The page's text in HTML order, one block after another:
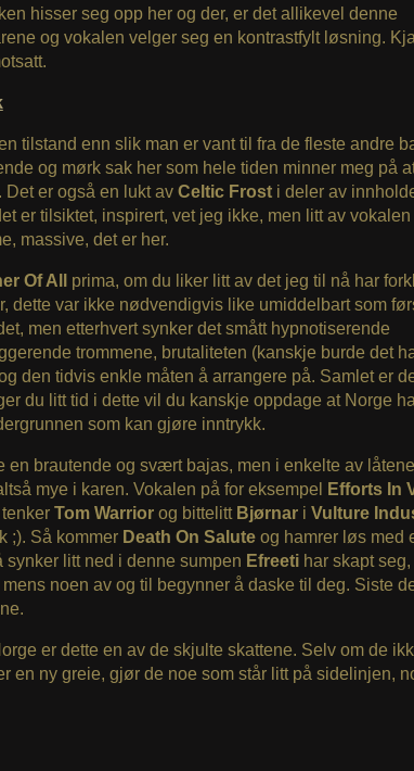
hisser seg opp her og der, er det allikevel denne
og vokalen velger seg en kontrastfylt løsning.
tilstand enn slik man er vant til fra de fleste andre
og mørk sak her som hele tiden minner meg på
Det er også en lukt av Celtic Frost i deler av
er tilsiktet, inspirert, vet jeg ikke, men litt av vokalen
massive, det er her.
Of All prima, om du liker litt av det jeg til nå har
dette var ikke nødvendigvis like umiddelbart som
men etterhvert synker det smått hypnotiserende
trommene, brutaliteten (kanskje burde det
den tidvis enkle måten å arrangere på. Samlet er
du litt tid i dette vil du kanskje oppdage at Norge
som kan gjøre inntrykk.
en brautende og svært bajas, men i enkelte av
mye i karen. Vokalen på for eksempel
Efforts In
Tom Warrior og bittelitt Bjørnar i Vulture
;). Så kommer Death On Saluteog hamrer løs med
synker litt ned i denne sumpen Efreeti har skapt
noen av og til begynner å daske til deg. Siste
er dette en av de skjulte skattene. Selv om de
en ny greie, gjør de noe som står litt på sidelinjen,